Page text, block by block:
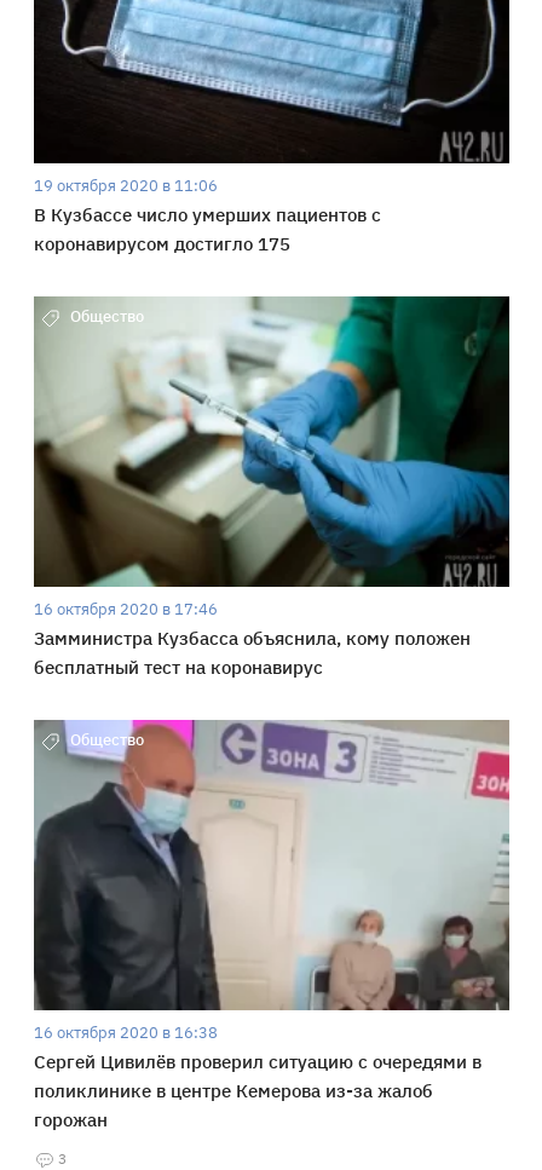
19 октября 2020 в 11:06
В Кузбассе число умерших пациентов с
коронавирусом достигло 175
Общество
16 октября 2020 в 17:46
Замминистра Кузбасса объяснила, кому положен
бесплатный тест на коронавирус
Общество
16 октября 2020 в 16:38
Сергей Цивилёв проверил ситуацию с очередями в
поликлинике в центре Кемерова из-за жалоб
горожан
3